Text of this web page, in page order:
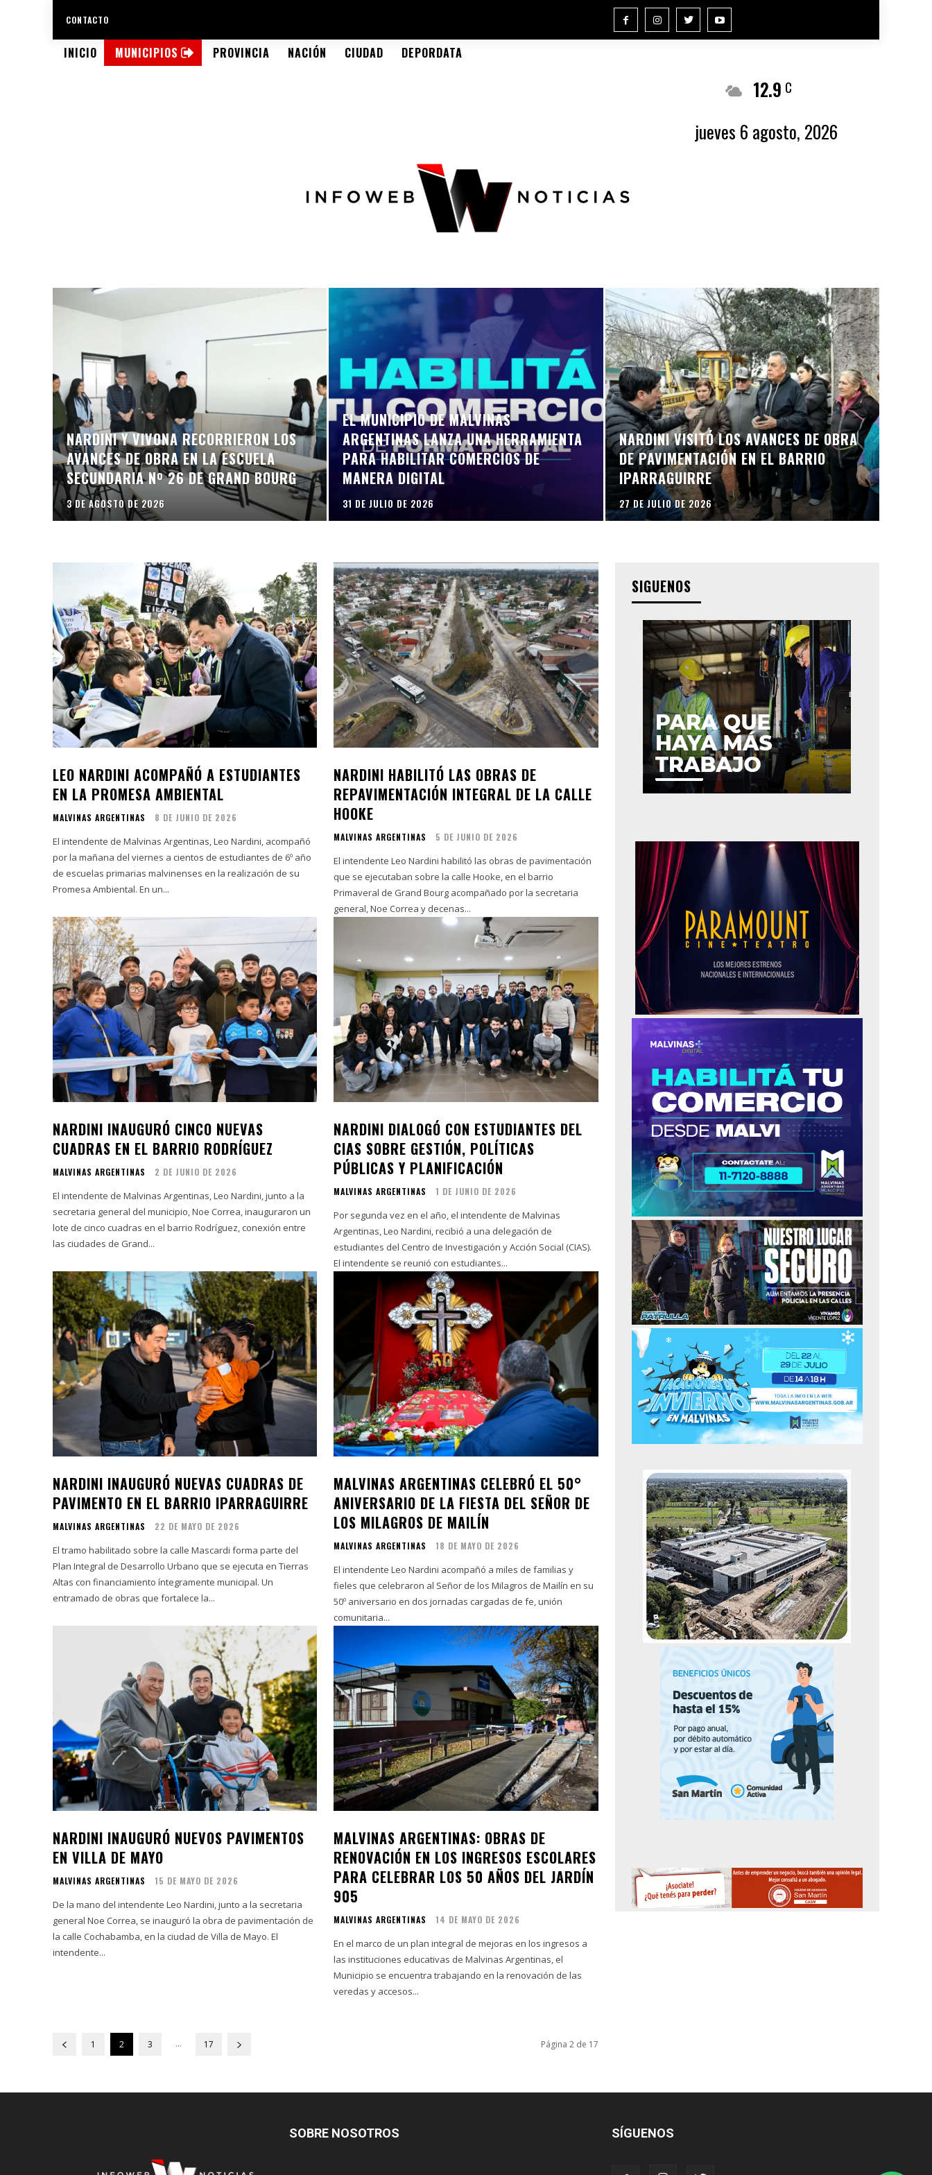
CONTACTO
INICIO MUNICIPIOS PROVINCIA NACIÓN CIUDAD DEPORDATA
12.9 C
jueves 6 agosto, 2026
NARDINI Y VIVONA RECORRIERON LOS
AVANCES DE OBRA EN LA ESCUELA
SECUNDARIA Nº 26 DE GRAND BOURG
3 DE AGOSTO DE 2026
EL MUNICIPIO DE MALVINAS
ARGENTINAS LANZA UNA HERRAMIENTA
PARA HABILITAR COMERCIOS DE
MANERA DIGITAL
31 DE JULIO DE 2026
NARDINI VISITÓ LOS AVANCES DE OBRA
DE PAVIMENTACIÓN EN EL BARRIO
IPARRAGUIRRE
27 DE JULIO DE 2026
LEO NARDINI ACOMPAÑÓ A ESTUDIANTES
EN LA PROMESA AMBIENTAL
MALVINAS ARGENTINAS 8 DE JUNIO DE 2026
El intendente de Malvinas Argentinas, Leo Nardini, acompañó
por la mañana del viernes a cientos de estudiantes de 6º año
de escuelas primarias malvinenses en la realización de su
Promesa Ambiental. En un...
NARDINI HABILITÓ LAS OBRAS DE
REPAVIMENTACIÓN INTEGRAL DE LA CALLE
HOOKE
MALVINAS ARGENTINAS 5 DE JUNIO DE 2026
El intendente Leo Nardini habilitó las obras de pavimentación
que se ejecutaban sobre la calle Hooke, en el barrio
Primaveral de Grand Bourg acompañado por la secretaria
general, Noe Correa y decenas...
NARDINI INAUGURÓ CINCO NUEVAS
CUADRAS EN EL BARRIO RODRÍGUEZ
MALVINAS ARGENTINAS 2 DE JUNIO DE 2026
El intendente de Malvinas Argentinas, Leo Nardini, junto a la
secretaria general del municipio, Noe Correa, inauguraron un
lote de cinco cuadras en el barrio Rodríguez, conexión entre
las ciudades de Grand...
NARDINI DIALOGÓ CON ESTUDIANTES DEL
CIAS SOBRE GESTIÓN, POLÍTICAS
PÚBLICAS Y PLANIFICACIÓN
MALVINAS ARGENTINAS 1 DE JUNIO DE 2026
Por segunda vez en el año, el intendente de Malvinas
Argentinas, Leo Nardini, recibió a una delegación de
estudiantes del Centro de Investigación y Acción Social (CIAS).
El intendente se reunió con estudiantes...
NARDINI INAUGURÓ NUEVAS CUADRAS DE
PAVIMENTO EN EL BARRIO IPARRAGUIRRE
MALVINAS ARGENTINAS 22 DE MAYO DE 2026
El tramo habilitado sobre la calle Mascardi forma parte del
Plan Integral de Desarrollo Urbano que se ejecuta en Tierras
Altas con financiamiento íntegramente municipal. Un
entramado de obras que fortalece la...
MALVINAS ARGENTINAS CELEBRÓ EL 50°
ANIVERSARIO DE LA FIESTA DEL SEÑOR DE
LOS MILAGROS DE MAILÍN
MALVINAS ARGENTINAS 18 DE MAYO DE 2026
El intendente Leo Nardini acompañó a miles de familias y
fieles que celebraron al Señor de los Milagros de Mailín en su
50º aniversario en dos jornadas cargadas de fe, unión
comunitaria...
NARDINI INAUGURÓ NUEVOS PAVIMENTOS
EN VILLA DE MAYO
MALVINAS ARGENTINAS 15 DE MAYO DE 2026
De la mano del intendente Leo Nardini, junto a la secretaria
general Noe Correa, se inauguró la obra de pavimentación de
la calle Cochabamba, en la ciudad de Villa de Mayo. El
intendente...
MALVINAS ARGENTINAS: OBRAS DE
RENOVACIÓN EN LOS INGRESOS ESCOLARES
PARA CELEBRAR LOS 50 AÑOS DEL JARDÍN
905
MALVINAS ARGENTINAS 14 DE MAYO DE 2026
En el marco de un plan integral de mejoras en los ingresos a
las instituciones educativas de Malvinas Argentinas, el
Municipio se encuentra trabajando en la renovación de las
veredas y accesos...
1 2 3 ... 17 Página 2 de 17
SIGUENOS
SOBRE NOSOTROS SÍGUENOS